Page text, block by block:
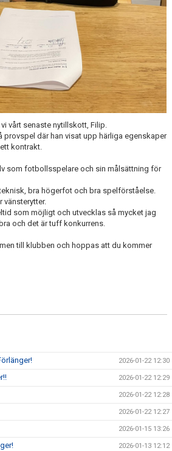
vårt senaste nytillskott, Filip.
provspel där han visat upp härliga egenskaper
kontrakt.
som fotbollsspelare och sin målsättning för
bra högerfot och bra spelförståelse.
vänsterytter.
som möjligt och utvecklas så mycket jag
och det är tuff konkurrens.
till klubben och hoppas att du kommer
2026-01-22 12:30
2026-01-22 12:29
2026-01-22 12:28
2026-01-22 12:27
2026-01-15 13:26
2026-01-13 12:12